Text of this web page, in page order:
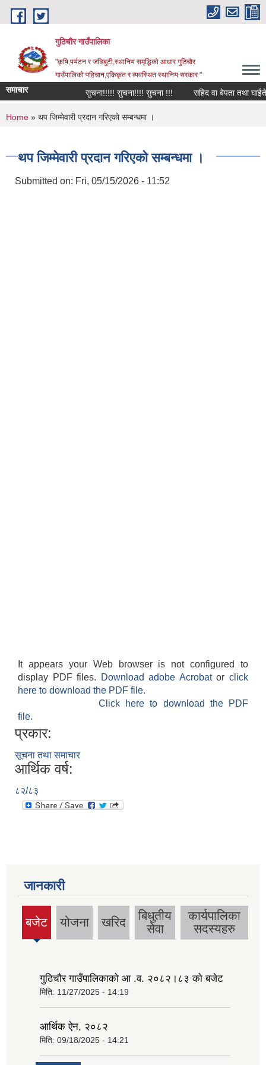
Skip to main content
गुठिचौर गाउँपालिका
"कृषि,पर्यटन र जडिबुटी,स्थानिय समृद्धिको आधार गुठिचौर
गाउँपालिको पहिचान,एकिकृत र व्यवस्थित स्थानिय सरकार "
समाचार सुचना!!!!! सुचना!!!! सुचना !!! सहिद वा बेपता तथा घाईते
You are here
Home » थप जिम्मेवारी प्रदान गरिएको सम्बन्धमा ।
थप जिम्मेवारी प्रदान गरिएको सम्बन्धमा ।
Submitted on: Fri, 05/15/2026 - 11:52
It appears your Web browser is not configured to
display PDF files.
Download adobe Acrobatorclick
here to download the PDF file.
Click here to download the PDF
file.
प्रकार:
सूचना तथा समाचार
आर्थिक वर्ष:
८२/८३
जानकारी
बजेट
(active
tab)
योजना खरिद
बिधुतीय
सेवा
कार्यपालिका
सदस्यहरु
गुठिचौर गाउँपालिकाको आ .व. २०८२।८३ को बजेट
मिति: 11/27/2025 - 14:19
आर्थिक ऐन, २०८२
मिति: 09/18/2025 - 14:21